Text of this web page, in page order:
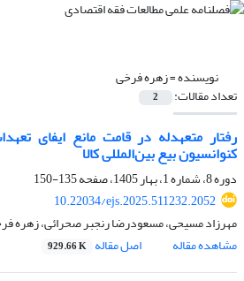
نویسنده =زهره فرخی
تعداد مقالات: 2
رفتار متعهدله در قامت مانع ایفای
کنوانسیون بیع بین‌المللی کالا
دوره 8، شماره 1، بهار 1405، صفحه
135-150
10.22034/ejs.2025.511232.2052
مهرزاد مسیحی، مسعودرضا رنجبر صحرائی، زهره
مشاهده مقاله
اصل مقاله 929.66 K